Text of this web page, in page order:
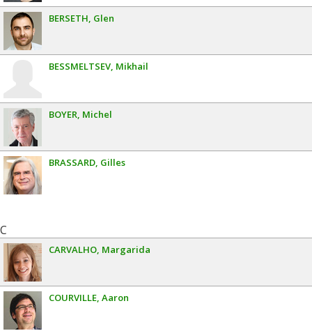
BERSETH Glen
BESSMELTSEV Mikhail
BOYER Michel
BRASSARD Gilles
C
CARVALHO Margarida
COURVILLE Aaron